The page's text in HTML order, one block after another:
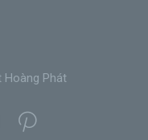
Hoàng Phát